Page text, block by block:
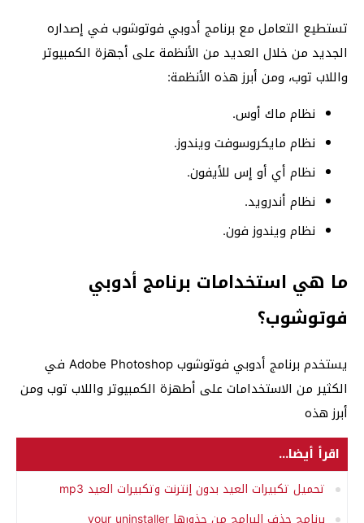
تستطيع التعامل مع برنامج أدوبي فوتوشوب في إصداره
الجديد من خلال العديد من الأنظمة على أجهزة الكمبيوتر
واللاب توب، ومن أبرز هذه الأنظمة:
نظام ماك أوس.
نظام مايكروسوفت ويندوز.
نظام أي أو إس للأيفون.
نظام أندرويد.
نظام ويندوز فون.
ما هي استخدامات برنامج أدوبي
فوتوشوب؟
يستخدم برنامج أدوبي فوتوشوب Adobe Photoshop في
الكثير من الاستخدامات على أطهزة الكمبيوتر واللاب توب ومن
أبرز هذه
اقرأ أيضا...
تحميل تكبيرات العيد بدون إنترنت وتكبيرات العيد mp3